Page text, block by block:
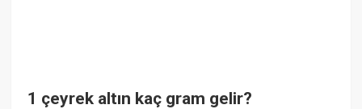
1 çeyrek altın kaç gram gelir?